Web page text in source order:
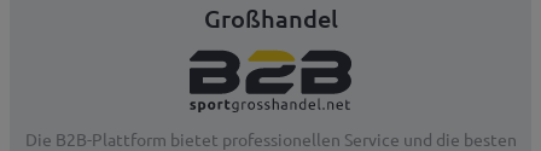
Großhandel
Die B2B-Plattform bietet professionellen Service und die besten